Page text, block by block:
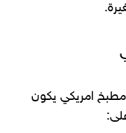
امريكي يكون